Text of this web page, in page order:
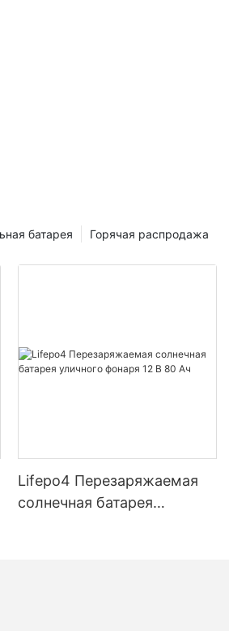
Горячая распродажа
батарея
Lifepo4 Перезаряжаемая
солнечная батарея